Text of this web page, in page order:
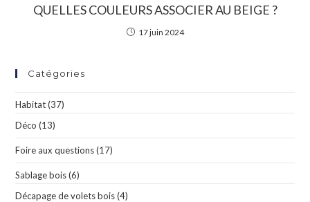
QUELLES COULEURS ASSOCIER AU BEIGE ?
17 juin 2024
Catégories
Habitat (37)
Déco (13)
Foire aux questions (17)
Sablage bois (6)
Décapage de volets bois (4)